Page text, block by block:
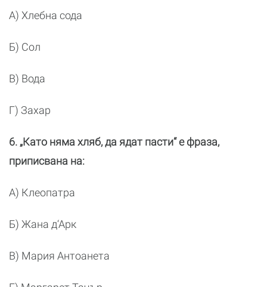
А) Хлебна сода
Б) Сол
В) Вода
Г) Захар
6. „Като няма хляб, да ядат пасти“ е фраза,
приписвана на:
А) Клеопатра
Б) Жана д‘Арк
В) Мария Антоанета